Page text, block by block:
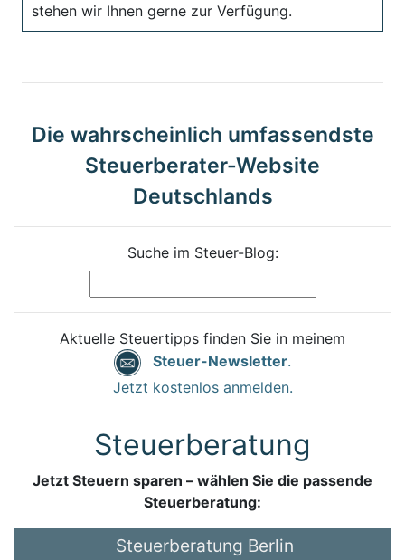
stehen wir Ihnen gerne zur Verfügung.
Die wahrscheinlich umfassendste
Steuerberater-Website
Deutschlands
Suche im Steuer-Blog:
Aktuelle Steuertipps finden Sie in meinem
Steuer-Newsletter.
Jetzt kostenlos anmelden.
Steuerberatung
Jetzt Steuern sparen – wählen Sie die passende
Steuerberatung:
Steuerberatung Berlin